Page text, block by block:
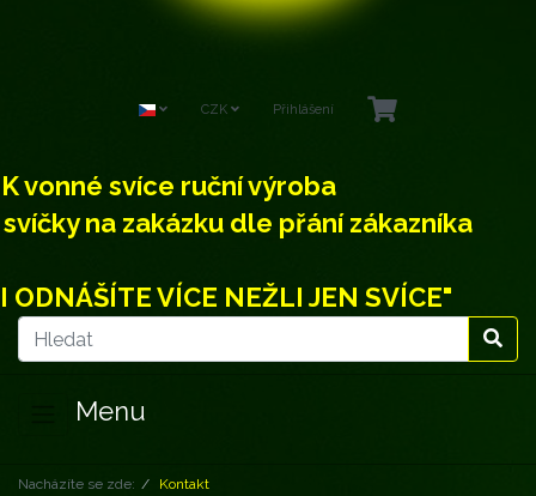
CZK Přihlášení
vonné svíce ruční výroba
na zakázku dle přání zákazníka
ODNÁŠÍTE VÍCE NEŽLI JEN SVÍCE"
Menu
Nacházíte se zde: Kontakt